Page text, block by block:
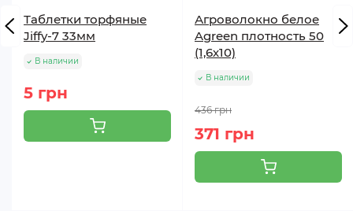
Таблетки торфяные
Jiffy-7 33мм
В наличии
5 грн
Агроволокно белое
Agreen плотность 50
(1,6х10)
В наличии
436 грн
371 грн